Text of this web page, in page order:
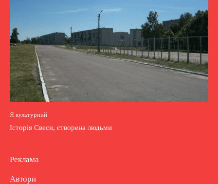
Я культурний
Історія Свеси, створена людьми
Реклама
Автори